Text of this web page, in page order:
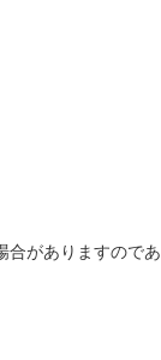
がありますのであ